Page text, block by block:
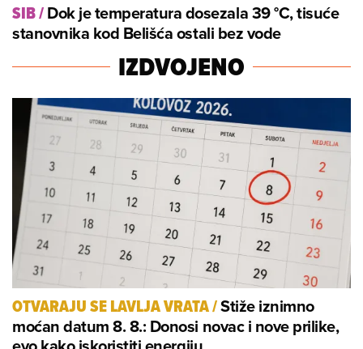
SIB/Dok je temperatura dosezala 39 °C, tisuće
stanovnika kod Belišća ostali bez vode
IZDVOJENO
OTVARAJU SE LAVLJA VRATA/Stiže iznimno
moćan datum 8. 8.: Donosi novac i nove prilike,